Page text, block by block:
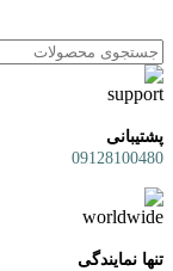
پشتیبانی
09128100480
تنها نمایندگی